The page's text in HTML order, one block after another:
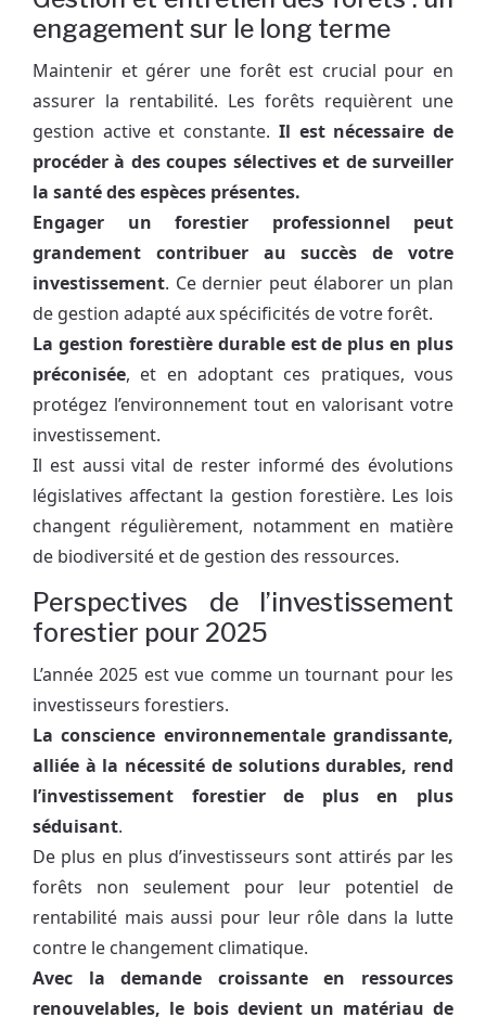
engagement sur le long terme
Maintenir et gérer une forêt est crucial pour en
assurer la rentabilité. Les forêts requièrent une
gestion active et constante. Il est nécessaire de
procéder à des coupes sélectives et de surveiller
la santé des espèces présentes.
Engager un forestier professionnel peut
grandement contribuer au succès de votre
investissement. Ce dernier peut élaborer un plan
de gestion adapté aux spécificités de votre forêt.
La gestion forestière durable est de plus en plus
préconisée, et en adoptant ces pratiques, vous
protégez l’environnement tout en valorisant votre
investissement.
Il est aussi vital de rester informé des évolutions
législatives affectant la gestion forestière. Les lois
changent régulièrement, notamment en matière
de biodiversité et de gestion des ressources.
Perspectives de l’investissement
forestier pour 2025
L’année 2025 est vue comme un tournant pour les
investisseurs forestiers.
La conscience environnementale grandissante,
alliée à la nécessité de solutions durables, rend
l’investissement forestier de plus en plus
séduisant.
De plus en plus d’investisseurs sont attirés par les
forêts non seulement pour leur potentiel de
rentabilité mais aussi pour leur rôle dans la lutte
contre le changement climatique.
Avec la demande croissante en ressources
renouvelables, le bois devient un matériau de